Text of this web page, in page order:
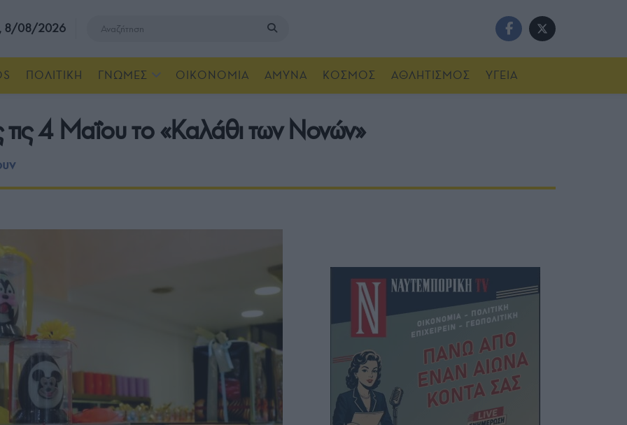
8/08/2026
ΠΟΛΙΤΙΚΗ ΓΝΩΜΕΣ ΟΙΚΟΝΟΜΙΑ ΑΜΥΝΑ ΚΟΣΜΟΣ ΑΘΛΗΤΙΣΜΟΣ ΥΓΕΙΑ
4 Μαΐου το «Καλάθι των Νονών»